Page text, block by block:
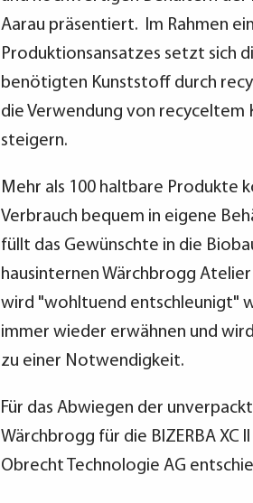
Aarau präsentiert. Im Rahmen
Produktionsansatzes setzt sich
benötigten Kunststoff durch
die Verwendung von recyceltem
steigern.
Mehr als 100 haltbare Produkte
Verbrauch bequem in eigene
füllt das Gewünschte in die
hausinternen Wärchbrogg
wird "wohltuend entschleunigt"
immer wieder erwähnen und
zu einer Notwendigkeit.
Für das Abwiegen der
Wärchbrogg für die BIZERBA XC
Obrecht Technologie AG